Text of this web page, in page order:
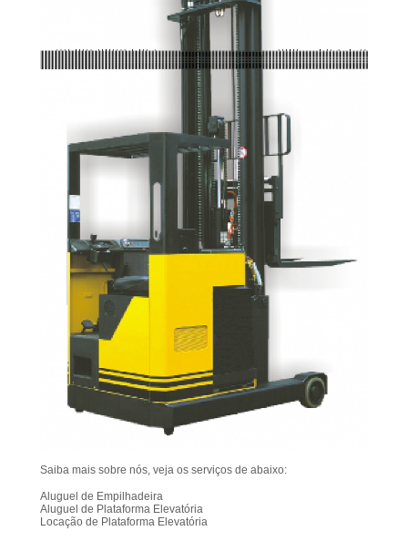
Saiba mais sobre nós, veja os serviços de abaixo:
Aluguel de Empilhadeira
Aluguel de Plataforma Elevatória
Locação de Plataforma Elevatória